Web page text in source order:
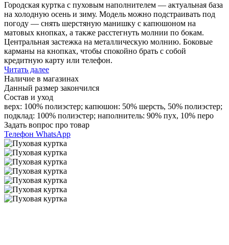
Городская куртка с пуховым наполнителем — актуальная база
на холодную осень и зиму. Модель можно подстраивать под
погоду — снять шерстяную манишку с капюшоном на
матовых кнопках, а также расстегнуть молнии по бокам.
Центральная застежка на металлическую молнию. Боковые
карманы на кнопках, чтобы спокойно брать с собой
кредитную карту или телефон.
Читать далее
Наличие в магазинах
Данный размер закончился
Состав и уход
верх: 100% полиэстер; капюшон: 50% шерсть, 50% полиэстер;
подклад: 100% полиэстер; наполнитель: 90% пух, 10% перо
Задать вопрос про товар
Телефон WhatsApp